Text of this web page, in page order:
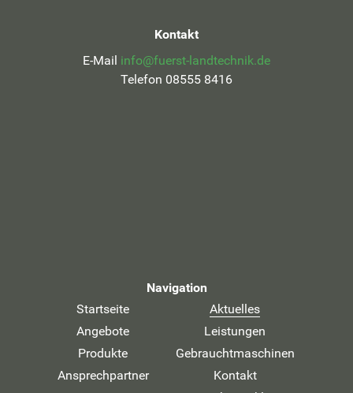
Kontakt
E-Mail info@fuerst-landtechnik.de
Telefon 08555 8416
Navigation
Startseite
Aktuelles
Angebote
Leistungen
Produkte
Gebrauchtmaschinen
Ansprechpartner
Kontakt